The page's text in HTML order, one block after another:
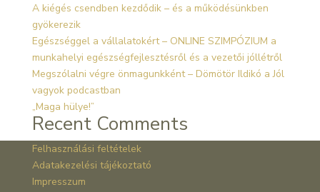
A kiégés csendben kezdődik – és a működésünkben
gyökerezik
Egészséggel a vállalatokért – ONLINE SZIMPÓZIUM a
munkahelyi egészségfejlesztésről és a vezetői jóllétről
Megszólalni végre önmagunkként – Dömötör Ildikó a Jól
vagyok podcastban
„Maga hülye!”
Recent Comments
Felhasználási feltételek
Adatakezelési tájékoztató
Impresszum